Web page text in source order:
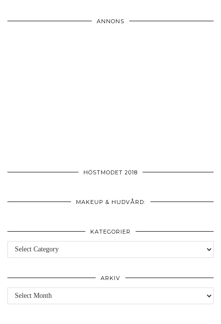
ANNONS
HÖSTMODET 2018
MAKEUP & HUDVÅRD:
KATEGORIER
Kategorier
ARKIV
Arkiv